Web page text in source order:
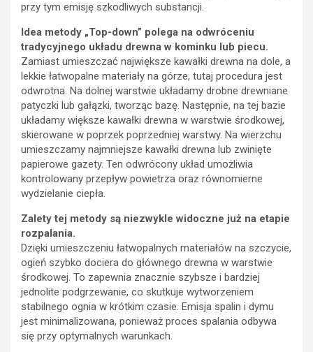
przy tym emisję szkodliwych substancji.
Idea metody „Top-down” polega na odwróceniu
tradycyjnego układu drewna w kominku lub piecu.
Zamiast umieszczać największe kawałki drewna na dole, a
lekkie łatwopalne materiały na górze, tutaj procedura jest
odwrotna. Na dolnej warstwie układamy drobne drewniane
patyczki lub gałązki, tworząc bazę. Następnie, na tej bazie
układamy większe kawałki drewna w warstwie środkowej,
skierowane w poprzek poprzedniej warstwy. Na wierzchu
umieszczamy najmniejsze kawałki drewna lub zwinięte
papierowe gazety. Ten odwrócony układ umożliwia
kontrolowany przepływ powietrza oraz równomierne
wydzielanie ciepła.
Zalety tej metody są niezwykle widoczne już na etapie
rozpalania.
Dzięki umieszczeniu łatwopalnych materiałów na szczycie,
ogień szybko dociera do głównego drewna w warstwie
środkowej. To zapewnia znacznie szybsze i bardziej
jednolite podgrzewanie, co skutkuje wytworzeniem
stabilnego ognia w krótkim czasie. Emisja spalin i dymu
jest minimalizowana, ponieważ proces spalania odbywa
się przy optymalnych warunkach.